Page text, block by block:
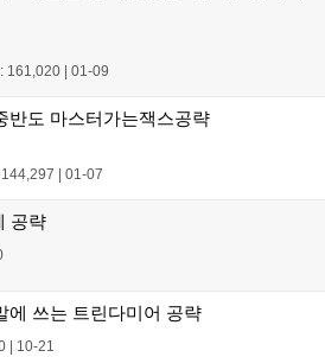
161,020 01-09
반도 마스터가는잭스공략
01-07
공략
에 쓰는 트린다미어 공략
10-21